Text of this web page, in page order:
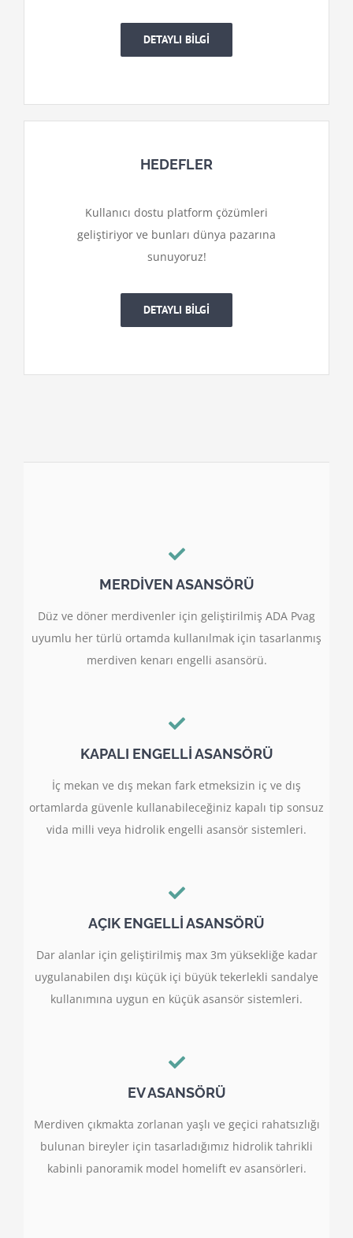
DETAYLI BİLGİ
HEDEFLER
Kullanıcı dostu platform çözümleri
geliştiriyor ve bunları dünya pazarına
sunuyoruz!
DETAYLI BİLGİ
MERDİVEN ASANSÖRÜ
Düz ve döner merdivenler için geliştirilmiş ADA Pvag
uyumlu her türlü ortamda kullanılmak için tasarlanmış
merdiven kenarı engelli asansörü.
KAPALI ENGELLİ ASANSÖRÜ
İç mekan ve dış mekan fark etmeksizin iç ve dış
ortamlarda güvenle kullanabileceğiniz kapalı tip sonsuz
vida milli veya hidrolik engelli asansör sistemleri.
AÇIK ENGELLİ ASANSÖRÜ
Dar alanlar için geliştirilmiş max 3m yüksekliğe kadar
uygulanabilen dışı küçük içi büyük tekerlekli sandalye
kullanımına uygun en küçük asansör sistemleri.
EV ASANSÖRÜ
Merdiven çıkmakta zorlanan yaşlı ve geçici rahatsızlığı
bulunan bireyler için tasarladığımız hidrolik tahrikli
kabinli panoramik model homelift ev asansörleri.